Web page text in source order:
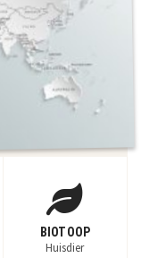
BIOTOOP
Huisdier